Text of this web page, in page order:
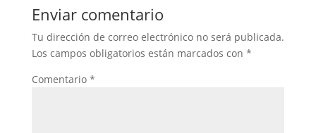
Enviar comentario
Tu dirección de correo electrónico no será publicada.
Los campos obligatorios están marcados con *
Comentario *